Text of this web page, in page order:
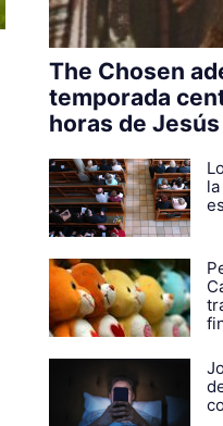
The Chosen
temporada
horas de Jesús